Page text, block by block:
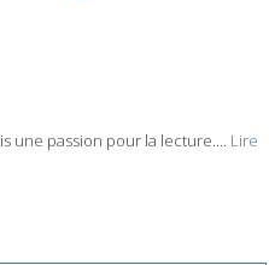
une passion pour la lecture.... Lire